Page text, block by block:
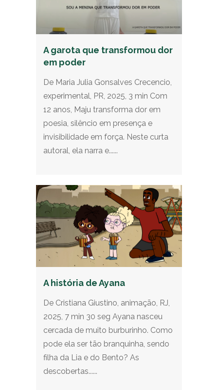
A garota que transformou dor
em poder
De Maria Julia Gonsalves Crecencio,
experimental, PR, 2025, 3 min Com
12 anos, Maju transforma dor em
poesia, silêncio em presença e
invisibilidade em força. Neste curta
autoral, ela narra e......
A história de Ayana
De Cristiana Giustino, animação, RJ,
2025, 7 min 30 seg Ayana nasceu
cercada de muito burburinho. Como
pode ela ser tão branquinha, sendo
filha da Lia e do Bento? As
descobertas......